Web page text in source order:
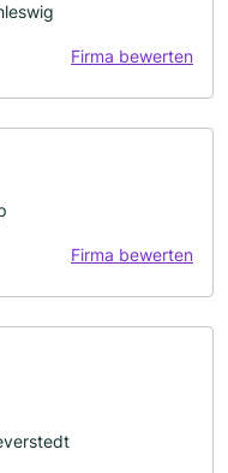
Firma bewerten
Firma bewerten